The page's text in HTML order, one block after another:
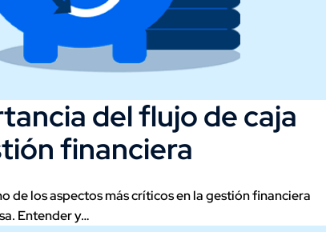
del flujo de caja
financiera
de los aspectos más críticos en la gestión financiera
Entender y…